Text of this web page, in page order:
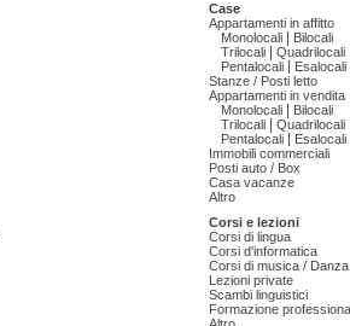
Case
Appartamenti in affitto
Monolocali
Bilocali
Trilocali
Quadrilocali
Pentalocali
Esalocali
Stanze / Posti letto
Appartamenti in vendita
Monolocali
Bilocali
Trilocali
Quadrilocali
Pentalocali
Esalocali
Immobili commerciali
Posti auto / Box
Casa vacanze
Altro
Corsi e lezioni
Corsi di lingua
Corsi d'informatica
Corsi di musica /
Lezioni private
Scambi linguistici
Formazione